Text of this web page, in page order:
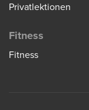
Privatlektionen
Fitness
Fitness